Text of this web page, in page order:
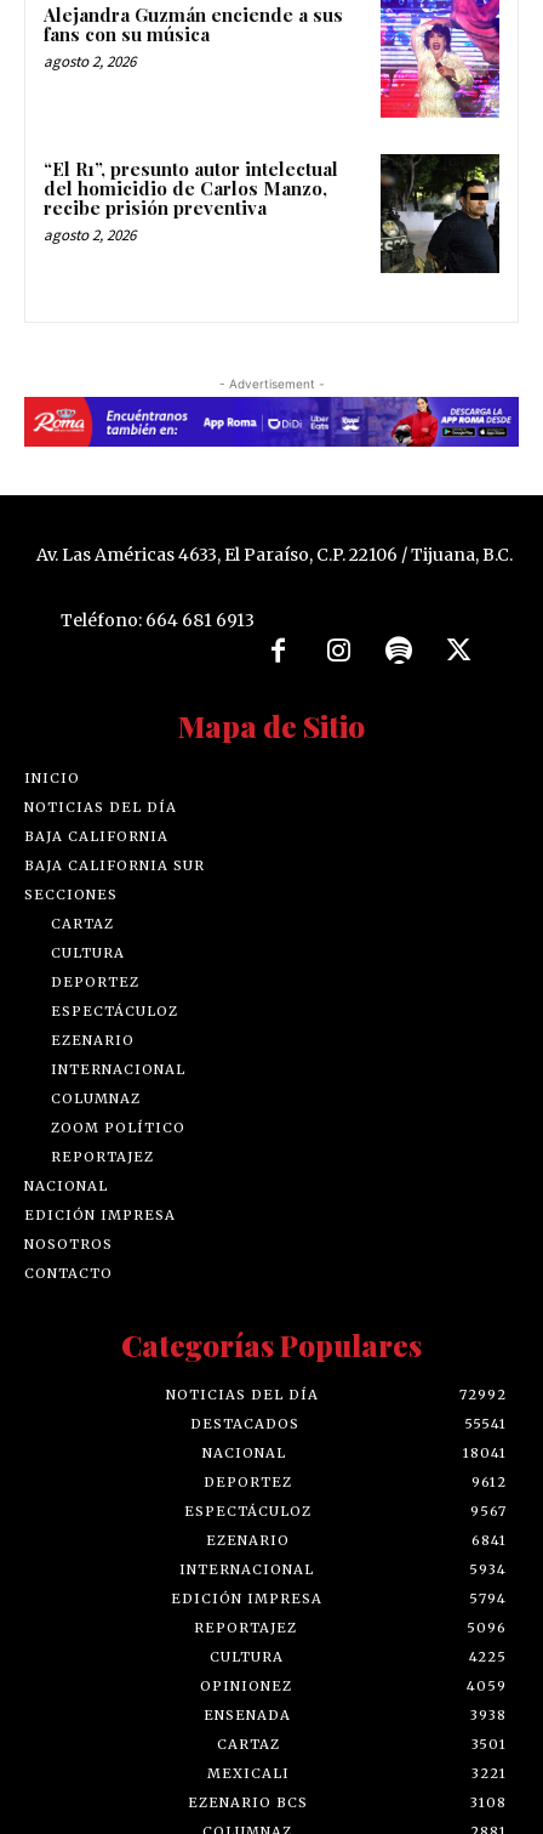
Alejandra Guzmán enciende a sus
fans con su música
agosto 2, 2026
“El R1”, presunto autor intelectual
del homicidio de Carlos Manzo,
recibe prisión preventiva
agosto 2, 2026
- Advertisement -
Av. Las Américas 4633, El Paraíso, C.P. 22106 / Tijuana, B.C.
Teléfono: 664 681 6913
Mapa de Sitio
INICIO
NOTICIAS DEL DÍA
BAJA CALIFORNIA
BAJA CALIFORNIA SUR
SECCIONES
CARTAZ
CULTURA
DEPORTEZ
ESPECTÁCULOZ
EZENARIO
INTERNACIONAL
COLUMNAZ
ZOOM POLÍTICO
REPORTAJEZ
NACIONAL
EDICIÓN IMPRESA
NOSOTROS
CONTACTO
Categorías Populares
NOTICIAS DEL DÍA
72992
DESTACADOS
55541
NACIONAL
18041
DEPORTEZ
9612
ESPECTÁCULOZ
9567
EZENARIO
6841
INTERNACIONAL
5934
EDICIÓN IMPRESA
5794
REPORTAJEZ
5096
CULTURA
4225
OPINIONEZ
4059
ENSENADA
3938
CARTAZ
3501
MEXICALI
3221
EZENARIO BCS
3108